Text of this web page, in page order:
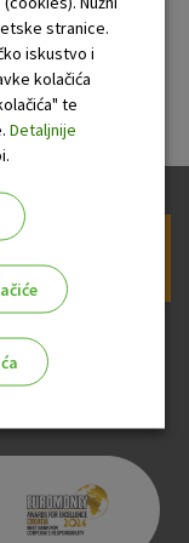
korištenja usluga
stranice.
iskustvo i
kolačića
te
Detaljnije